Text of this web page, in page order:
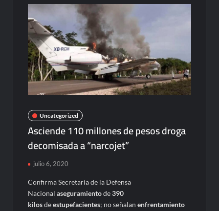
Uncategorized
Asciende 110 millones de pesos droga
decomisada a “narcojet”
julio 6, 2020
Confirma Secretaría de la Defensa
Nacionalaseguramientode390
kilosdeestupefacientes; no señalanenfrentamiento